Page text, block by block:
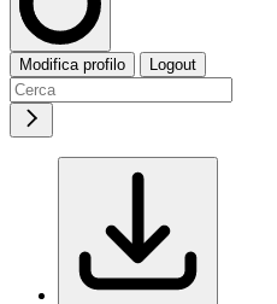
Modifica profilo Logout